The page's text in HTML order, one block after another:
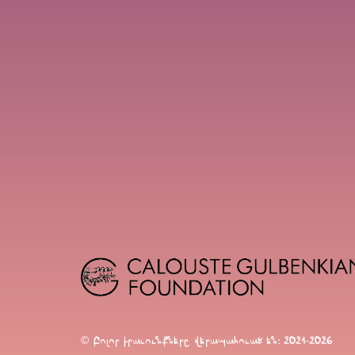
© Բոլոր իրաւունքները վերապահուած են։ 2021-2026